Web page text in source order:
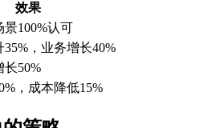
效果
100%认可
，业务增长40%
长50%
，成本降低15%